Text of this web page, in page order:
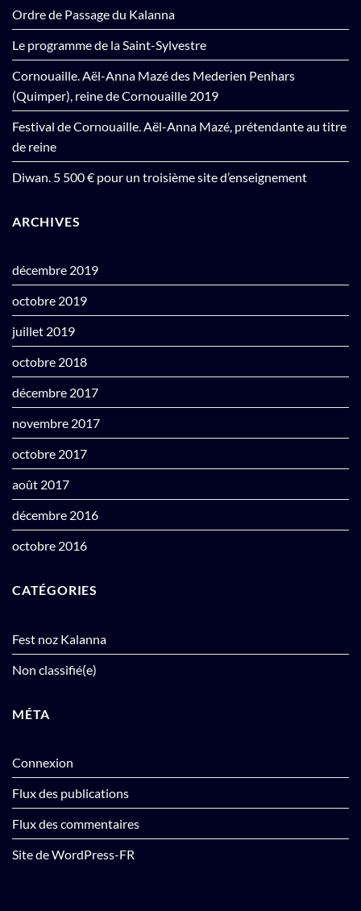
Ordre de Passage du Kalanna
Le programme de la Saint-Sylvestre
Cornouaille. Aël-Anna Mazé des Mederien Penhars
(Quimper), reine de Cornouaille 2019
Festival de Cornouaille. Aël-Anna Mazé, prétendante au titre
de reine
Diwan. 5 500 € pour un troisième site d’enseignement
ARCHIVES
décembre 2019
octobre 2019
juillet 2019
octobre 2018
décembre 2017
novembre 2017
octobre 2017
août 2017
décembre 2016
octobre 2016
CATÉGORIES
Fest noz Kalanna
Non classifié(e)
MÉTA
Connexion
Flux des publications
Flux des commentaires
Site de WordPress-FR